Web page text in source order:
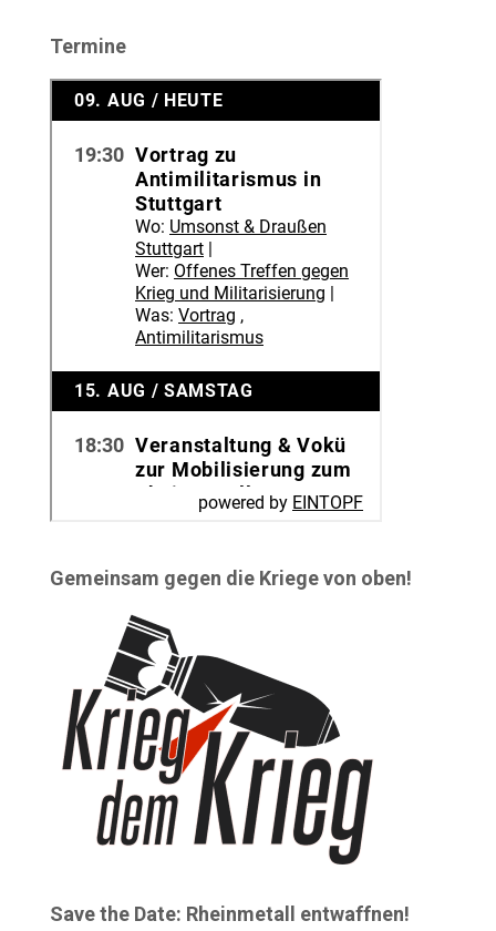
Termine
Gemeinsam gegen die Kriege von oben!
Save the Date: Rheinmetall entwaffnen!